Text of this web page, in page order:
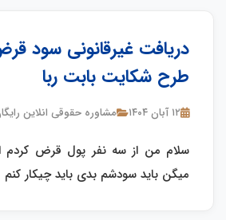
دریافت غیرقانونی سود
طرح شکایت بابت ربا
۱۲ آبان ۱۴۰۴ مشاوره حقوقی انلاین
سلام من از سه نفر پول قرض کردم
میگن باید سودشم بدی باید چیکار کنم